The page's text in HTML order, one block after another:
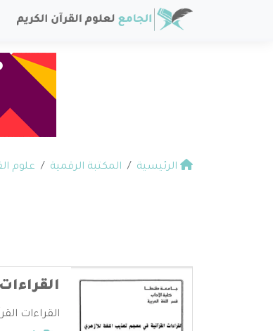
الرئيسية المكتبة الرقمية علوم
القراءات